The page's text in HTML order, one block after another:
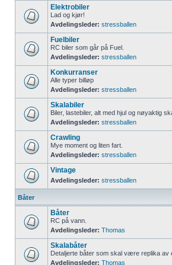
Elektrobiler
Lad og kjør!
Avdelingsleder: stressballen
Fuelbiler
RC biler som går på Fuel.
Avdelingsleder: stressballen
Konkurranser
Alle typer billøp
Avdelingsleder: stressballen
Skalabiler
Biler, lastebiler, alt med hjul og nøyaktig
Avdelingsleder: stressballen
Crawling
Mye moment og liten fart.
Avdelingsleder: stressballen
Vintage
Avdelingsleder: stressballen
Båter
Båter
RC på vann.
Avdelingsleder: Thomas
Skalabåter
Detaljerte båter som skal være replika av
Avdelingsleder: Thomas